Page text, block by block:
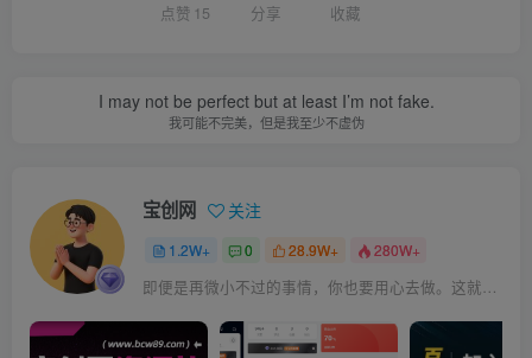
点赞 15 分享 收藏
I may not be perfect but at least I’m not fake.
我可能不完美，但是我至少不虚伪
宝创网 关注
1.2W+ 0 28.9W+ 280W+
即便是再微小不过的事情，你也要用心去做。这就是成功的秘密